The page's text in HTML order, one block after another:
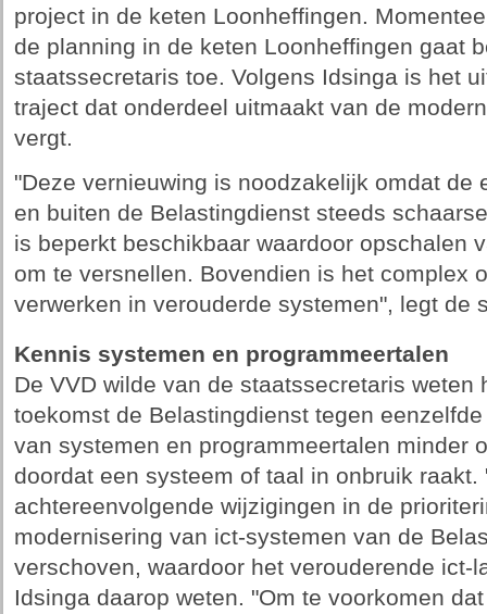
project in de keten Loonheffingen.
de planning in de keten Loonheffingen gaat
staatssecretaris toe. Volgens Idsinga is het
traject dat onderdeel uitmaakt van de
vergt.
"Deze vernieuwing is noodzakelijk omdat de
en buiten de Belastingdienst steeds
is beperkt beschikbaar waardoor opschalen
om te versnellen. Bovendien is het complex
verwerken in verouderde systemen", legt de
Kennis systemen en programmeertalen
De VVD wilde van de staatssecretaris weten
toekomst de Belastingdienst tegen
van systemen en programmeertalen minder
doordat een systeem of taal in onbruik
achtereenvolgende wijzigingen in de
modernisering van ict-systemen van de
verschoven, waardoor het verouderende ict-
Idsinga daarop weten. "Om te voorkomen